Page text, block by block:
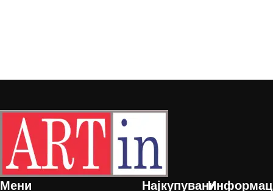
Мени Најкупувани